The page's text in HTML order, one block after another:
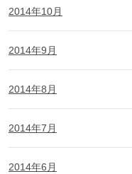
2014年10月
2014年9月
2014年8月
2014年7月
2014年6月